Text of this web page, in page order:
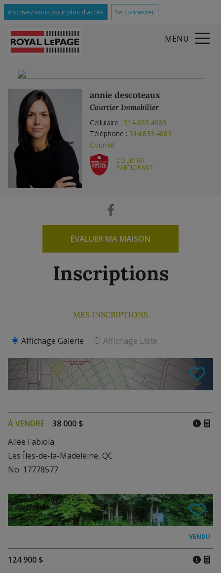
Inscrivez-vous pour plus d'accès Se connecter
MENU
annie descoteaux
Courtier Immobilier
Cellulaire : 514.833.4883
Téléphone : 514.833.4883
Courriel
COURTIER
PARTICIPANT
ÉVALUER MA MAISON
Inscriptions
MES INSCRIPTIONS
Affichage Galerie Affichage Liste
À VENDRE
38 000 $
Allée Fabiola
Les Îles-de-la-Madeleine, QC
No. 17778577
124 900 $